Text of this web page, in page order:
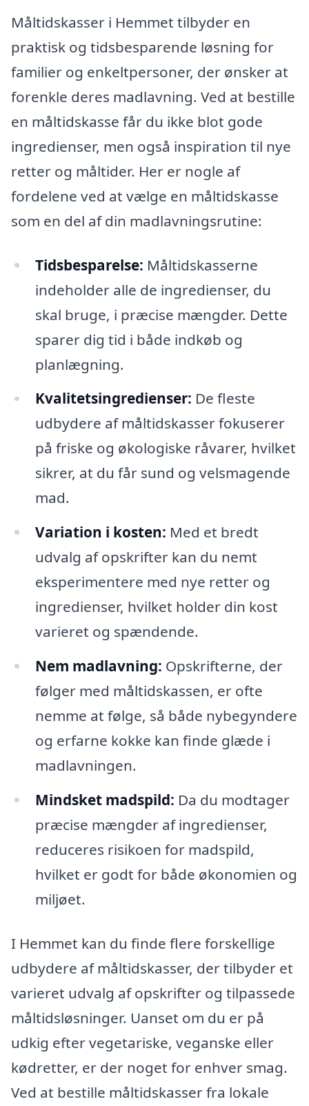
Måltidskasser i Hemmet tilbyder en
praktisk og tidsbesparende løsning for
familier og enkeltpersoner, der ønsker at
forenkle deres madlavning. Ved at bestille
en måltidskasse får du ikke blot gode
ingredienser, men også inspiration til nye
retter og måltider. Her er nogle af
fordelene ved at vælge en måltidskasse
som en del af din madlavningsrutine:
Tidsbesparelse: Måltidskasserne
indeholder alle de ingredienser, du
skal bruge, i præcise mængder. Dette
sparer dig tid i både indkøb og
planlægning.
Kvalitetsingredienser: De fleste
udbydere af måltidskasser fokuserer
på friske og økologiske råvarer, hvilket
sikrer, at du får sund og velsmagende
mad.
Variation i kosten: Med et bredt
udvalg af opskrifter kan du nemt
eksperimentere med nye retter og
ingredienser, hvilket holder din kost
varieret og spændende.
Nem madlavning: Opskrifterne, der
følger med måltidskassen, er ofte
nemme at følge, så både nybegyndere
og erfarne kokke kan finde glæde i
madlavningen.
Mindsket madspild: Da du modtager
præcise mængder af ingredienser,
reduceres risikoen for madspild,
hvilket er godt for både økonomien og
miljøet.
I Hemmet kan du finde flere forskellige
udbydere af måltidskasser, der tilbyder et
varieret udvalg af opskrifter og tilpassede
måltidsløsninger. Uanset om du er på
udkig efter vegetariske, veganske eller
kødretter, er der noget for enhver smag.
Ved at bestille måltidskasser fra lokale